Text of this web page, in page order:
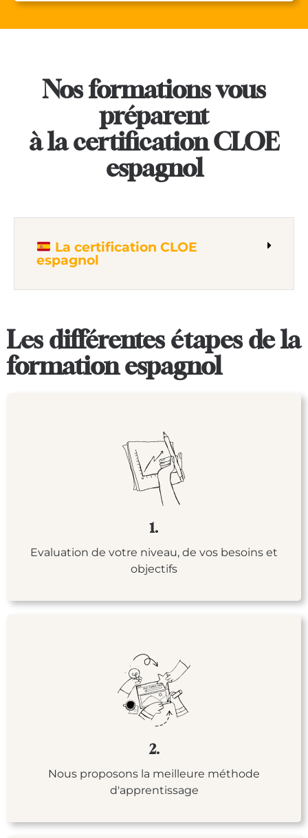
Nos formations vous
préparent
à la certification CLOE
espagnol
La certification CLOE
espagnol
Les différentes étapes de la
formation espagnol
1.
Evaluation de votre niveau, de vos besoins et
objectifs
2.
Nous proposons la meilleure méthode
d'apprentissage